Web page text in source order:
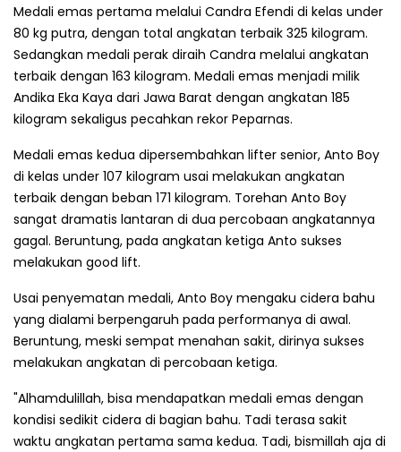
Medali emas pertama melalui Candra Efendi di kelas under
80 kg putra, dengan total angkatan terbaik 325 kilogram.
Sedangkan medali perak diraih Candra melalui angkatan
terbaik dengan 163 kilogram. Medali emas menjadi milik
Andika Eka Kaya dari Jawa Barat dengan angkatan 185
kilogram sekaligus pecahkan rekor Peparnas.
Medali emas kedua dipersembahkan lifter senior, Anto Boy
di kelas under 107 kilogram usai melakukan angkatan
terbaik dengan beban 171 kilogram. Torehan Anto Boy
sangat dramatis lantaran di dua percobaan angkatannya
gagal. Beruntung, pada angkatan ketiga Anto sukses
melakukan good lift.
Usai penyematan medali, Anto Boy mengaku cidera bahu
yang dialami berpengaruh pada performanya di awal.
Beruntung, meski sempat menahan sakit, dirinya sukses
melakukan angkatan di percobaan ketiga.
"Alhamdulillah, bisa mendapatkan medali emas dengan
kondisi sedikit cidera di bagian bahu. Tadi terasa sakit
waktu angkatan pertama sama kedua. Tadi, bismillah aja di